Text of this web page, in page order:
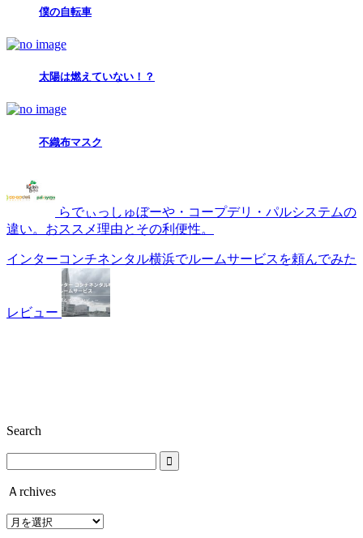
僕の自転車
太陽は燃えていない！？
不織布マスク
らでぃっしゅぼーや・コープデリ・パルシステムの
違い。おススメ理由とその利便性。
インターコンチネンタル横浜でルームサービスを頼んでみた
レビュー
Search
Ａrchives
Ａ